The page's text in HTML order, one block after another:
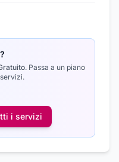
. Passa a un piano
i servizi